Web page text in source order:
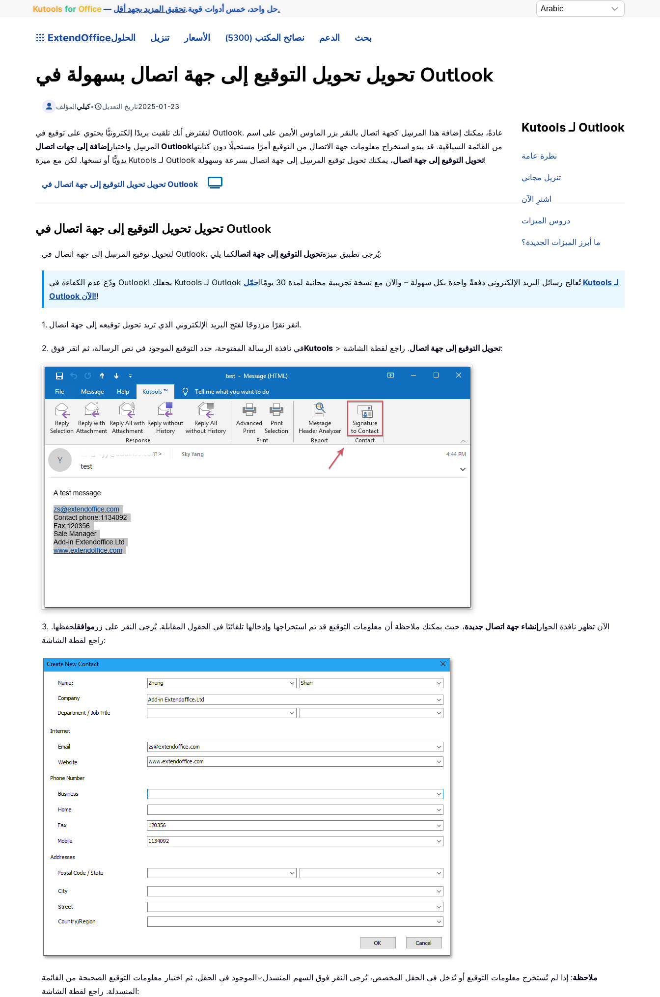
Kutools for Office — حل واحد، خمس أدوات قوية.تحقيق المزيد بجهد أقل.
ExtendOfficeالحلول تنزيل الأسعار نصائح المكتب (5300) الدعم بحث
تحويل تحويل التوقيع إلى جهة اتصال بسهولة في Outlook
المؤلفكيلي• تاريخ التعديل2025-01-23
Kutools لـ Outlook
نظرة عامة
تنزيل مجاني
اشترِ الآن
دروس الميزات
ما أبرز الميزات الجديدة؟
لنفترض أنك تلقيت بريدًا إلكترونيًّا يحتوي على توقيع في Outlook. عادةً، يمكنك إضافة هذا المرسِل كجهة اتصال بالنقر بزر الماوس الأيمن على اسم
المرسِل واختيار إضافة إلى جهات اتصال Outlookمن القائمة السياقية. قد يبدو استخراج معلومات جهة الاتصال من التوقيع أمرًا مستحيلًا دون كتابتها
يدويًّا أو نسخها. لكن مع ميزة Kutools لـ Outlook
تحويل التوقيع إلى جهة اتصال، يمكنك تحويل توقيع المرسِل إلى جهة اتصال بسرعة وسهولة!
تحويل تحويل التوقيع إلى جهة اتصال في Outlook
تحويل تحويل التوقيع إلى جهة اتصال في Outlook
لتحويل توقيع المرسِل إلى جهة اتصال في Outlook، يُرجى تطبيق ميزةتحويل التوقيع إلى جهة اتصال كما يلي:
ودّع عدم الكفاءة في Outlook! يجعلك Kutools لـ Outlook تُعالج رسائل البريد الإلكتروني دفعةً واحدة بكل سهولة – والآن مع نسخة تجريبية مجانية لمدة 30 يومًا!
حمّل Kutools لـ
Outlook الآن!!
1. انقر نقرًا مزدوجًا لفتح البريد الإلكتروني الذي تريد تحويل توقيعه إلى جهة اتصال.
2. في نافذة الرسالة المفتوحة، حدد التوقيع الموجود في نص الرسالة، ثم انقر فوقKutools > تحويل التوقيع إلى جهة اتصال. راجع لقطة الشاشة:
3. الآن تظهر نافذة الحوار إنشاء جهة اتصال جديدة، حيث يمكنك ملاحظة أن معلومات التوقيع قد تم استخراجها وإدخالها تلقائيًا في الحقول المقابلة. يُرجى النقر على زر موافقلحفظها.
راجع لقطة الشاشة:
ملاحظة: إذا لم تُستخرج معلومات التوقيع أو تُدخل في الحقل المخصص، يُرجى النقر فوق السهم المنسدل
الموجود في الحقل، ثم اختيار معلومات التوقيع الصحيحة من القائمة
المنسدلة. راجع لقطة الشاشة: